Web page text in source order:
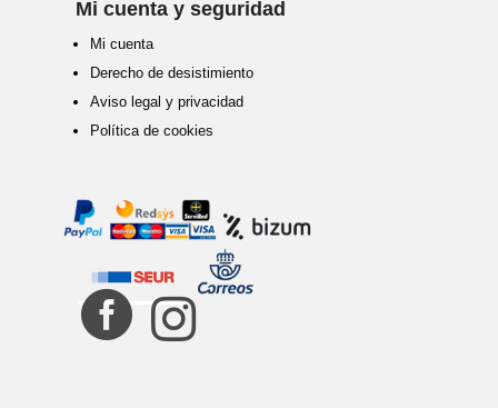
Mi cuenta y seguridad
Mi cuenta
Derecho de desistimiento
Aviso legal y privacidad
Política de cookies
 